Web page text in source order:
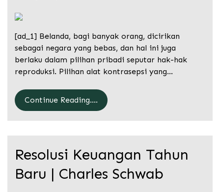
[ad_1] Belanda, bagi banyak orang, dicirikan
sebagai negara yang bebas, dan hal ini juga
berlaku dalam pilihan pribadi seputar hak-hak
reproduksi. Pilihan alat kontrasepsi yang…
Continue Reading....
Resolusi Keuangan Tahun
Baru | Charles Schwab